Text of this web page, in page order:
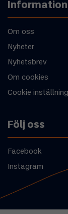
Information
Om oss
Nyheter
Nyhetsbrev
Om cookies
Cookie
Följ oss
Facebook
Instagram